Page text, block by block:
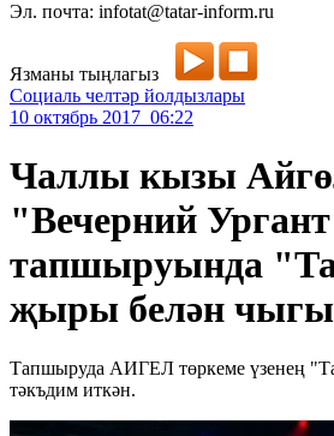
Эл. почта: infotat@tatar-inform.ru
Язманы тыңлагыз
Социаль челтәр йолдызлары
10 октябрь 2017 06:22
Чаллы кызы
"Вечерний
тапшыруында
җыры белән
Тапшыруда АИГЕЛ төркеме үзенең
тәкъдим иткән.